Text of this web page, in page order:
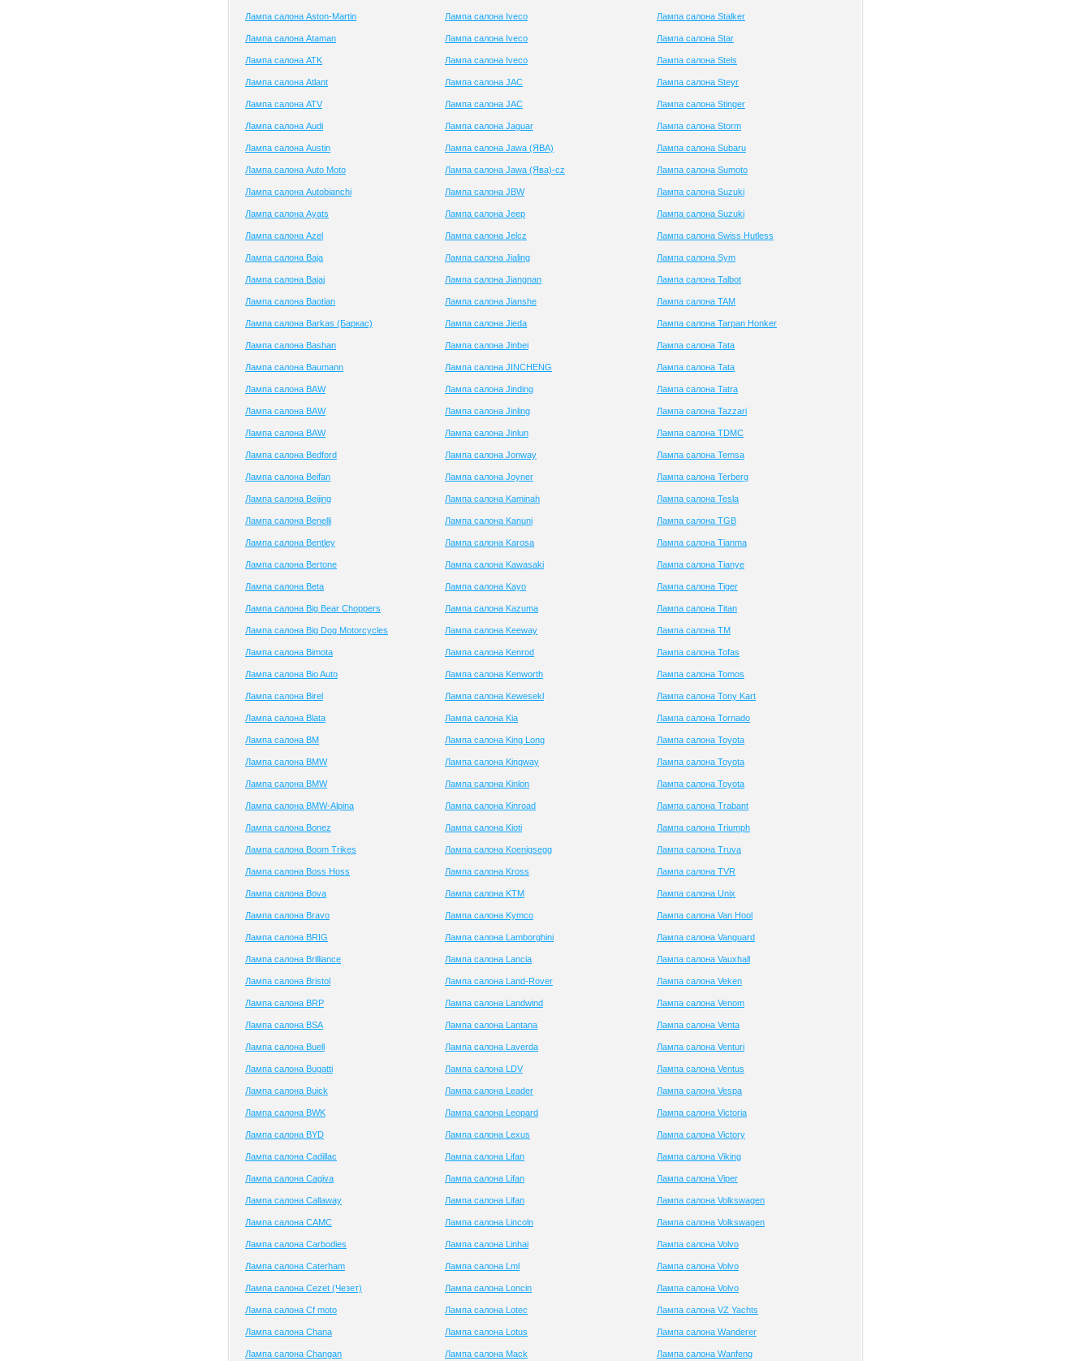
Лампа салона Aston-Martin
Лампа салона Ataman
Лампа салона ATK
Лампа салона Atlant
Лампа салона ATV
Лампа салона Audi
Лампа салона Austin
Лампа салона Auto Moto
Лампа салона Autobianchi
Лампа салона Ayats
Лампа салона Azel
Лампа салона Baja
Лампа салона Bajaj
Лампа салона Baotian
Лампа салона Barkas (Баркас)
Лампа салона Bashan
Лампа салона Baumann
Лампа салона BAW
Лампа салона BAW
Лампа салона BAW
Лампа салона Bedford
Лампа салона Beifan
Лампа салона Beijing
Лампа салона Benelli
Лампа салона Bentley
Лампа салона Bertone
Лампа салона Beta
Лампа салона Big Bear Choppers
Лампа салона Big Dog Motorcycles
Лампа салона Bimota
Лампа салона Bio Auto
Лампа салона Birel
Лампа салона Blata
Лампа салона BM
Лампа салона BMW
Лампа салона BMW
Лампа салона BMW-Alpina
Лампа салона Bonez
Лампа салона Boom Trikes
Лампа салона Boss Hoss
Лампа салона Bova
Лампа салона Bravo
Лампа салона BRIG
Лампа салона Brilliance
Лампа салона Bristol
Лампа салона BRP
Лампа салона BSA
Лампа салона Buell
Лампа салона Bugatti
Лампа салона Buick
Лампа салона BWK
Лампа салона BYD
Лампа салона Cadillac
Лампа салона Cagiva
Лампа салона Callaway
Лампа салона CAMC
Лампа салона Carbodies
Лампа салона Caterham
Лампа салона Cezet (Чезет)
Лампа салона Cf moto
Лампа салона Chana
Лампа салона Changan
Лампа салона Iveco
Лампа салона Iveco
Лампа салона Iveco
Лампа салона JAC
Лампа салона JAC
Лампа салона Jaguar
Лампа салона Jawa (ЯВА)
Лампа салона Jawa (Ява)-cz
Лампа салона JBW
Лампа салона Jeep
Лампа салона Jelcz
Лампа салона Jialing
Лампа салона Jiangnan
Лампа салона Jianshe
Лампа салона Jieda
Лампа салона Jinbei
Лампа салона JINCHENG
Лампа салона Jinding
Лампа салона Jinling
Лампа салона Jinlun
Лампа салона Jonway
Лампа салона Joyner
Лампа салона Kaminah
Лампа салона Kanuni
Лампа салона Karosa
Лампа салона Kawasaki
Лампа салона Kayo
Лампа салона Kazuma
Лампа салона Keeway
Лампа салона Kenrod
Лампа салона Kenworth
Лампа салона Kewesekl
Лампа салона Kia
Лампа салона King Long
Лампа салона Kingway
Лампа салона Kinlon
Лампа салона Kinroad
Лампа салона Kioti
Лампа салона Koenigsegg
Лампа салона Kross
Лампа салона KTM
Лампа салона Kymco
Лампа салона Lamborghini
Лампа салона Lancia
Лампа салона Land-Rover
Лампа салона Landwind
Лампа салона Lantana
Лампа салона Laverda
Лампа салона LDV
Лампа салона Leader
Лампа салона Leopard
Лампа салона Lexus
Лампа салона Lifan
Лампа салона Lifan
Лампа салона Lifan
Лампа салона Lincoln
Лампа салона Linhai
Лампа салона Lml
Лампа салона Loncin
Лампа салона Lotec
Лампа салона Lotus
Лампа салона Mack
Лампа салона Stalker
Лампа салона Star
Лампа салона Stels
Лампа салона Steyr
Лампа салона Stinger
Лампа салона Storm
Лампа салона Subaru
Лампа салона Sumoto
Лампа салона Suzuki
Лампа салона Suzuki
Лампа салона Swiss Hutless
Лампа салона Sym
Лампа салона Talbot
Лампа салона TAM
Лампа салона Tarpan Honker
Лампа салона Tata
Лампа салона Tata
Лампа салона Tatra
Лампа салона Tazzari
Лампа салона TDMC
Лампа салона Temsa
Лампа салона Terberg
Лампа салона Tesla
Лампа салона TGB
Лампа салона Tianma
Лампа салона Tianye
Лампа салона Tiger
Лампа салона Titan
Лампа салона TM
Лампа салона Tofas
Лампа салона Tomos
Лампа салона Tony Kart
Лампа салона Tornado
Лампа салона Toyota
Лампа салона Toyota
Лампа салона Toyota
Лампа салона Trabant
Лампа салона Triumph
Лампа салона Truva
Лампа салона TVR
Лампа салона Unix
Лампа салона Van Hool
Лампа салона Vanguard
Лампа салона Vauxhall
Лампа салона Veken
Лампа салона Venom
Лампа салона Venta
Лампа салона Venturi
Лампа салона Ventus
Лампа салона Vespa
Лампа салона Victoria
Лампа салона Victory
Лампа салона Viking
Лампа салона Viper
Лампа салона Volkswagen
Лампа салона Volkswagen
Лампа салона Volvo
Лампа салона Volvo
Лампа салона Volvo
Лампа салона VZ Yachts
Лампа салона Wanderer
Лампа салона Wanfeng